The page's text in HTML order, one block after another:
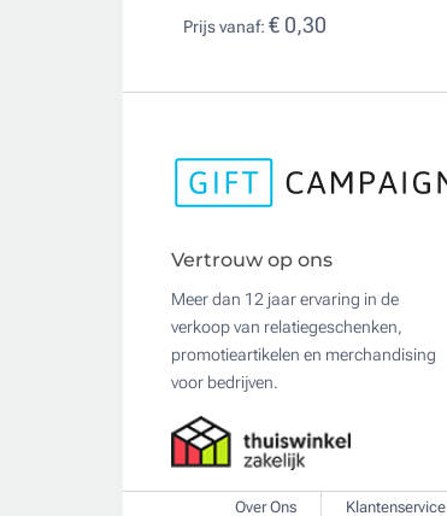
Prijs vanaf: € 0,30
Vertrouw op ons
Meer dan 12 jaar ervaring in de
verkoop van relatiegeschenken,
promotieartikelen en merchandising
voor bedrijven.
Over Ons Klantenservice